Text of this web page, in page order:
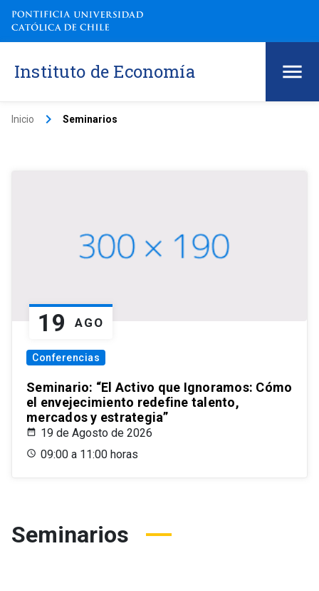
Instituto de Economía
Inicio keyboard_arrow_right Seminarios
19 AGO
Conferencias
Seminario: “El Activo que Ignoramos: Cómo
el envejecimiento redefine talento,
mercados y estrategia”
19 de Agosto de 2026
09:00 a 11:00 horas
Seminarios